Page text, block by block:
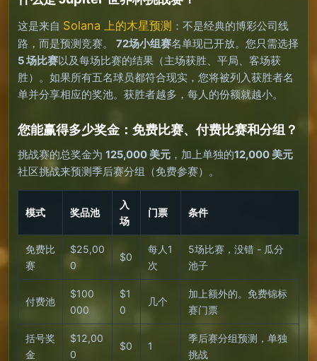
这是来自 Solana 上的木星预测 ：不是经典的博彩公司线
路，而是预测竞赛。 72场小组赛名单现已开放。您只需选择
5 场比赛以及每场比赛的结果（主场获胜、平局、客场获
胜）。如果所有五名球员都符合现实，您将被列入获胜者名
单并分享相应的奖池。获胜者越多，每人的份额就越小。
您能赢得多少奖金：免费比赛、付费比赛和分组？
挑战赛的总奖金为 125,000 美元 ，加上单独的12,000 美元
社区挑战来预测季后赛分组（免费参赛）。
模式 奖品池
入
场
门票 条件
免费比
赛
$25,00
0
$0
每人1
次
5场比赛，没错 - 瓜分
池子
付费池
$100
000
$1
0
几个
加上额外的。免费锦标
赛门票
括号奖
金
$12,00
0
$0 1
季后赛分组预测，单独
挑战